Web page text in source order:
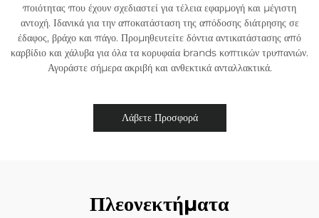
ποιότητας που έχουν σχεδιαστεί για τέλεια εφαρμογή και μέγιστη
αντοχή. Ιδανικά για την αποκατάσταση της απόδοσης διάτρησης σε
έδαφος, βράχο και πάγο. Προμηθευτείτε δόντια αντικατάστασης από
καρβίδιο και χάλυβα για όλα τα κορυφαία brands κοπτικών τρυπανιών.
Αγοράστε σήμερα ακριβή και ανθεκτικά ανταλλακτικά.
Λάβετε Προσφορά
Πλεονεκτήματα